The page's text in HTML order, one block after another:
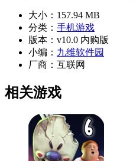
大小： 157.94 MB
分类： 手机游戏
版本： v10.0 内购版
小编： 九维软件园
厂商： 互联网
相关游戏